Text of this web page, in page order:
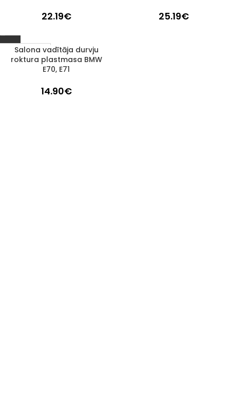
22.19€ 25.19€
1–3 D. D.
Salona vadītāja durvju
roktura plastmasa BMW
E70, E71
14.90€